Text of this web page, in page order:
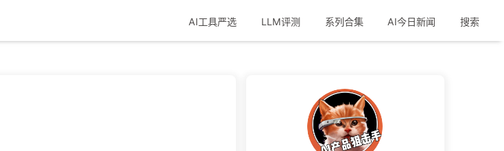
AI工具严选 LLM评测 系列合集 AI今日新闻 搜索